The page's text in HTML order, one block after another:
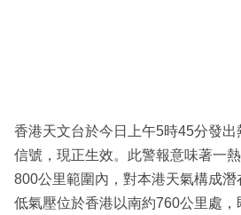
香港天文台於今日上午5時45分發
信號，現正生效。此警報意味著一
800公里範圍內，對本港天氣構成
低氣壓位於香港以南約760公里處